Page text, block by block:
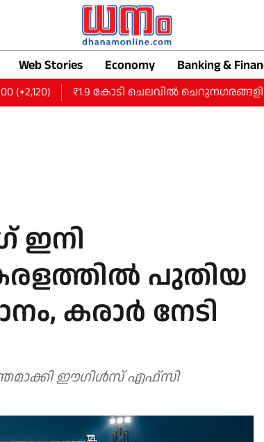
Web Stories Economy Banking &
₹1.9 കോടി ചെലവില്‍ ചെറുനഗരങ്ങളില്‍
ഇനി
പുതിയ
കരാര്‍ നേടി
ഈഗിള്‍സ് എഫ്സി